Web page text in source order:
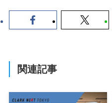
関連記事